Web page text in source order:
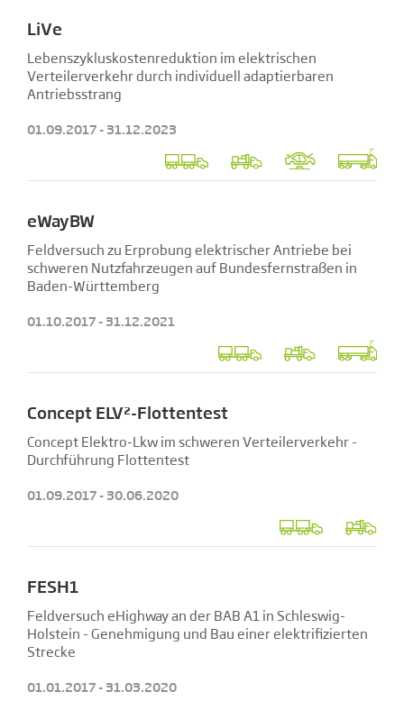
LiVe
Lebenszykluskostenreduktion im elektrischen
Verteilerverkehr durch individuell adaptierbaren
Antriebsstrang
01.09.2017 - 31.12.2023
eWayBW
Feldversuch zu Erprobung elektrischer Antriebe bei
schweren Nutzfahrzeugen auf Bundesfernstraßen in
Baden-Württemberg
01.10.2017 - 31.12.2021
Concept ELV²-Flottentest
Concept Elektro-Lkw im schweren Verteilerverkehr -
Durchführung Flottentest
01.09.2017 - 30.06.2020
FESH1
Feldversuch eHighway an der BAB A1 in Schleswig-
Holstein - Genehmigung und Bau einer elektrifizierten
Strecke
01.01.2017 - 31.03.2020